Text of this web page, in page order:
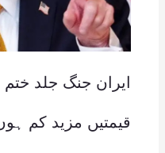
ایران جنگ جلد
قیمتیں مزید کم